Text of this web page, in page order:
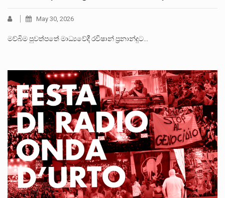
May 30, 2026
මව්බිම පුවත්පතේ මාධ්‍යවේදී රවිෂාන් ප්‍රනාන්දුට…